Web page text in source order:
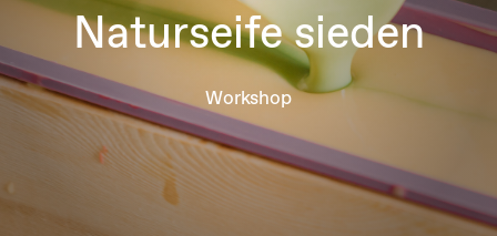
Naturseife sieden
Workshop